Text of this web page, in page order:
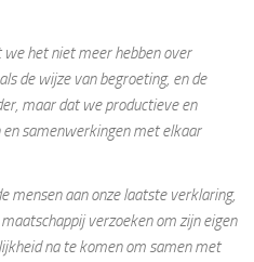
het niet meer hebben over
de wijze van begroeting, en de
maar dat we productieve en
samenwerkingen met elkaar
mensen aan onze laatste verklaring,
verzoeken om zijn eigen
na te komen om samen met